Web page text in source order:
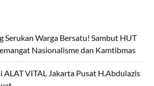
Serukan Warga Bersatu! Sambut HUT
Nasionalisme dan Kamtibmas
ALAT VITAL Jakarta Pusat H.Abdulazis